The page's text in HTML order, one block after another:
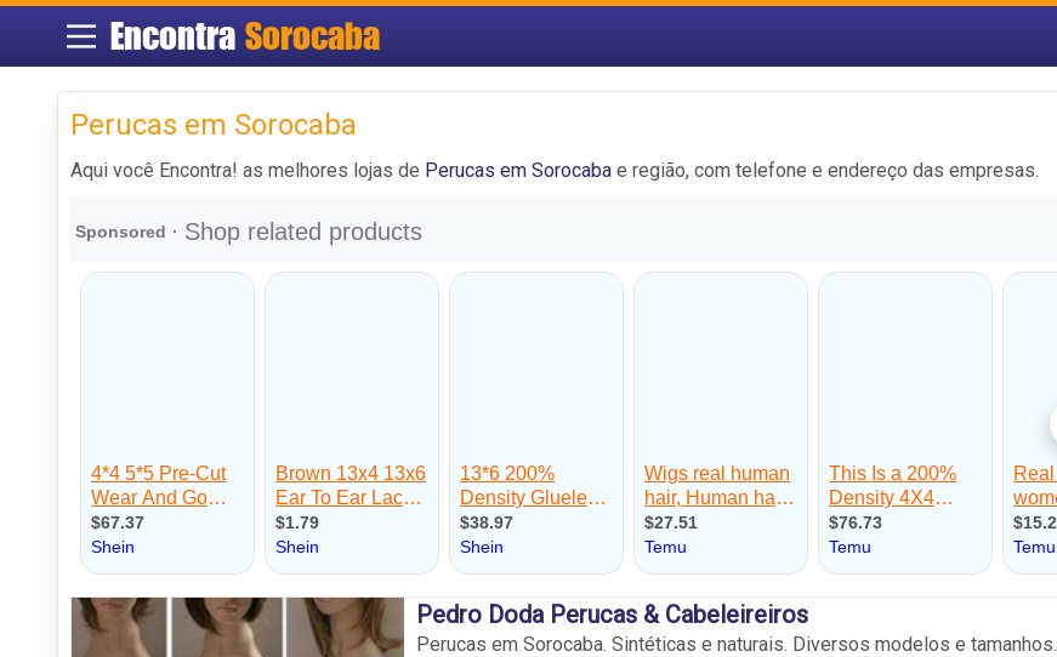
Encontra Sorocaba
Perucas em Sorocaba
Aqui você Encontra! as melhores lojas de Perucas em Sorocaba e região, com telefone e endereço das empresas.
Pedro Doda Perucas & Cabeleireiros
Perucas em Sorocaba. Sintéticas e naturais. Diversos modelos e tamanhos.